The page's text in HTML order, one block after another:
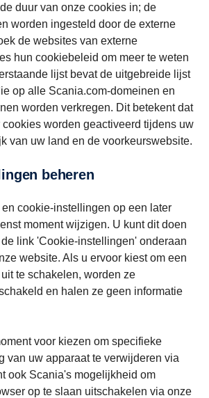
duur van onze cookies in; de
worden ingesteld door de externe
de websites van externe
hun cookiebeleid om meer te weten
lijst bevat de uitgebreide lijst
op alle Scania.com-domeinen en
worden verkregen. Dit betekent dat
worden geactiveerd tijdens uw
van uw land en de voorkeurswebsite.
beheren
cookie-instellingen op een later
moment wijzigen. U kunt dit doen
link 'Cookie-instellingen' onderaan
website. Als u ervoor kiest om een
te schakelen, worden ze
en halen ze geen informatie
voor kiezen om specifieke
van uw apparaat te verwijderen via
ook Scania's mogelijkheid om
op te slaan uitschakelen via onze